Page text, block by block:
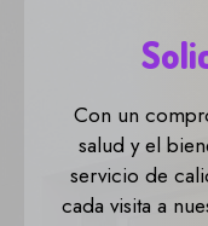
Con un
salud y el
servicio de
cada visita a